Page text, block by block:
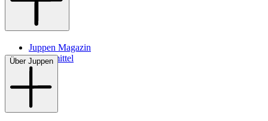
Juppen Magazin
Pflegemittel
Über Juppen